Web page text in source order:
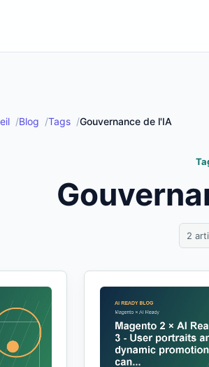
Blog Tags Gouvernance de l'IA
2